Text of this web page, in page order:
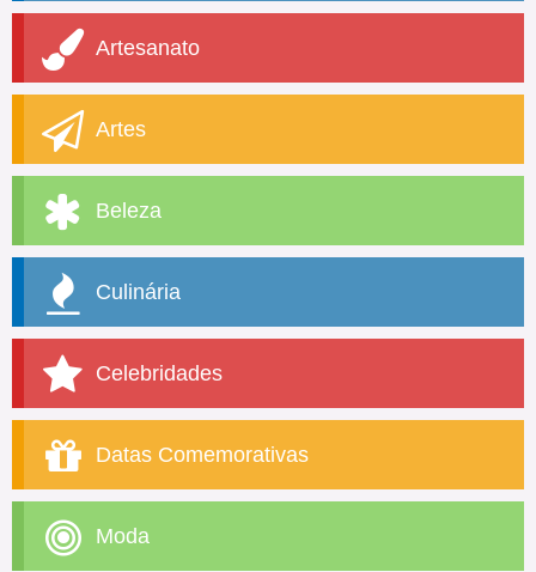
Artesanato
Artes
Beleza
Culinária
Celebridades
Datas Comemorativas
Moda